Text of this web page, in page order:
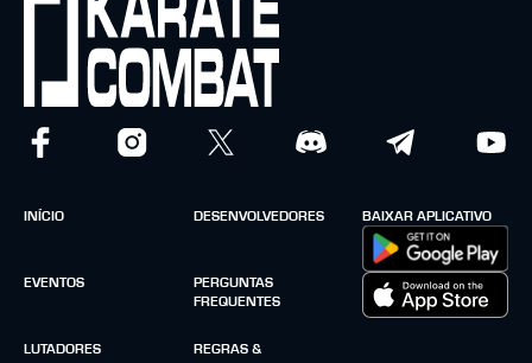
INÍCIO
EVENTOS
LUTADORES
DESENVOLVEDORES
PERGUNTAS
FREQUENTES
REGRAS &
BAIXAR APLICATIVO